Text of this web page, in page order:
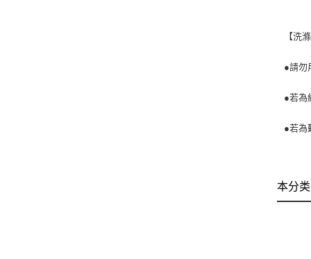
【洗
●請勿
●若為
●若為
本分